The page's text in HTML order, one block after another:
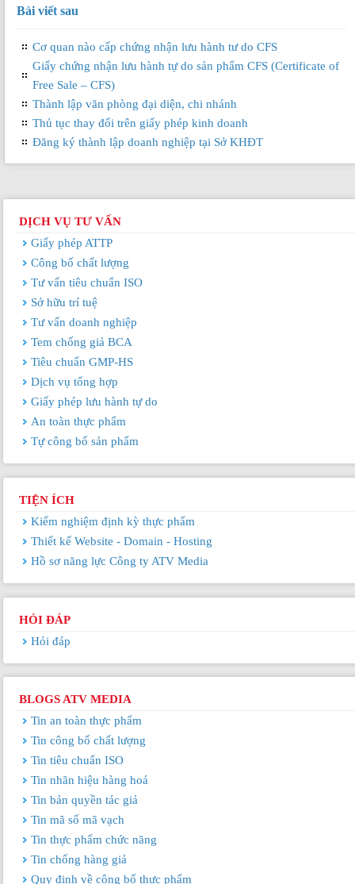
Bài viết sau
Cơ quan nào cấp chứng nhận lưu hành tư do CFS
Giấy chứng nhận lưu hành tự do sản phẩm CFS (Certificate of
Free Sale – CFS)
Thành lập văn phòng đại diện, chi nhánh
Thủ tục thay đổi trên giấy phép kinh doanh
Đăng ký thành lập doanh nghiệp tại Sở KHĐT
DỊCH VỤ TƯ VẤN
Giấy phép ATTP
Công bố chất lượng
Tư vấn tiêu chuẩn ISO
Sở hữu trí tuệ
Tư vấn doanh nghiệp
Tem chống giả BCA
Tiêu chuẩn GMP-HS
Dịch vụ tổng hợp
Giấy phép lưu hành tự do
An toàn thực phẩm
Tự công bố sản phẩm
TIỆN ÍCH
Kiểm nghiệm định kỳ thực phẩm
Thiết kế Website - Domain - Hosting
Hồ sơ năng lực Công ty ATV Media
HỎI ĐÁP
Hỏi đáp
BLOGS ATV MEDIA
Tin an toàn thực phẩm
Tin công bố chất lượng
Tin tiêu chuẩn ISO
Tin nhãn hiệu hàng hoá
Tin bản quyền tác giả
Tin mã số mã vạch
Tin thực phẩm chức năng
Tin chống hàng giả
Quy định về công bố thực phẩm